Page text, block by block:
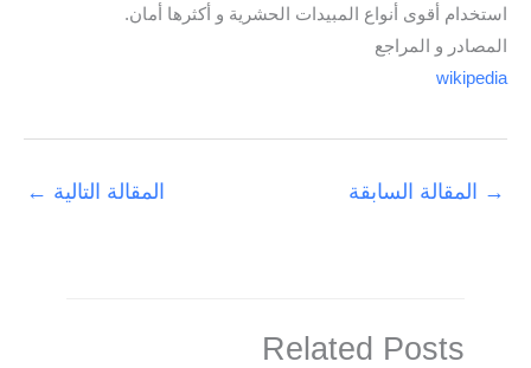
استخدام أقوى أنواع المبيدات الحشرية و أكثرها أمان.
المصادر و المراجع
wikipedia
→ المقالة السابقة المقالة التالية ←
Related Posts